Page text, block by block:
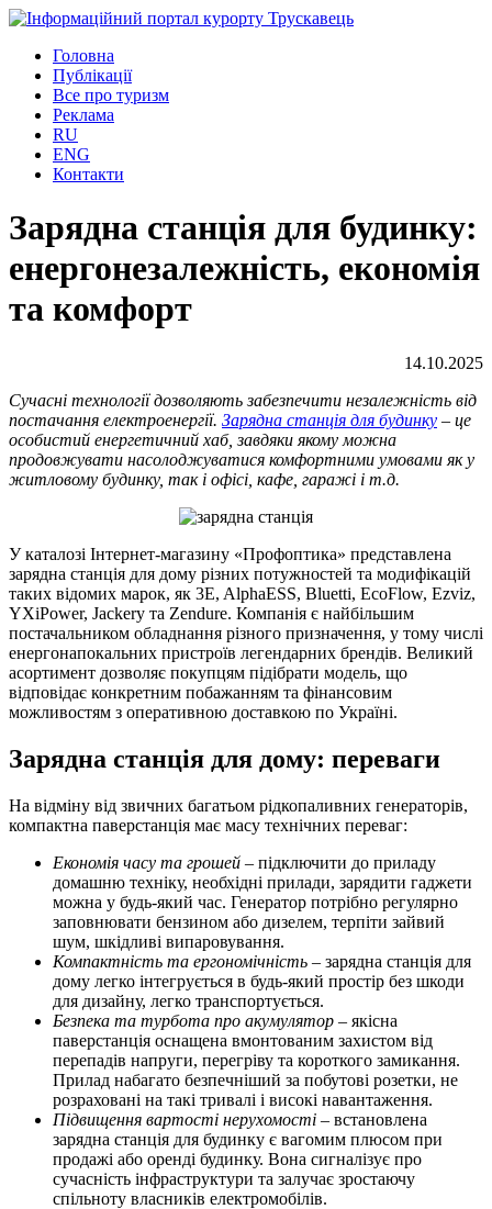
Головна
Публікації
Все про туризм
Реклама
RU
ENG
Контакти
Зарядна станція для будинку:
енергонезалежність, економія
та комфорт
14.10.2025
Сучасні технології дозволяють забезпечити незалежність від
постачання електроенергії. Зарядна станція для будинку – це
особистий енергетичний хаб, завдяки якому можна
продовжувати насолоджуватися комфортними умовами як у
житловому будинку, так і офісі, кафе, гаражі і т.д.
У каталозі Інтернет-магазину «Профоптика» представлена
зарядна станція для дому різних потужностей та модифікацій
таких відомих марок, як 3E, AlphaESS, Bluetti, EcoFlow, Ezviz,
YXiPower, Jackery та Zendure. Компанія є найбільшим
постачальником обладнання різного призначення, у тому числі
енергонапокальних пристроїв легендарних брендів. Великий
асортимент дозволяє покупцям підібрати модель, що
відповідає конкретним побажанням та фінансовим
можливостям з оперативною доставкою по Україні.
Зарядна станція для дому: переваги
На відміну від звичних багатьом рідкопаливних генераторів,
компактна паверстанція має масу технічних переваг:
Економія часу та грошей – підключити до приладу
домашню техніку, необхідні прилади, зарядити гаджети
можна у будь-який час. Генератор потрібно регулярно
заповнювати бензином або дизелем, терпіти зайвий
шум, шкідливі випаровування.
Компактність та ергономічність – зарядна станція для
дому легко інтегрується в будь-який простір без шкоди
для дизайну, легко транспортується.
Безпека та турбота про акумулятор – якісна
паверстанція оснащена вмонтованим захистом від
перепадів напруги, перегріву та короткого замикання.
Прилад набагато безпечніший за побутові розетки, не
розраховані на такі тривалі і високі навантаження.
Підвищення вартості нерухомості – встановлена
зарядна станція для будинку є вагомим плюсом при
продажі або оренді будинку. Вона сигналізує про
сучасність інфраструктури та залучає зростаючу
спільноту власників електромобілів.